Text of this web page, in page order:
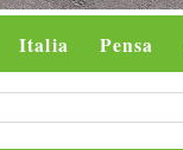
Italia Pensa